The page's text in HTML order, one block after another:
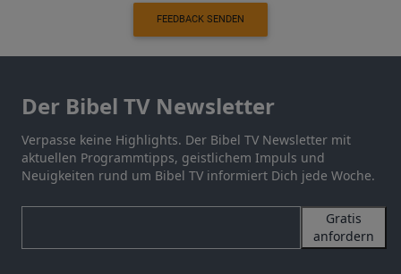
FEEDBACK SENDEN
Der Bibel TV Newsletter
Verpasse keine Highlights. Der Bibel TV Newsletter mit
aktuellen Programmtipps, geistlichem Impuls und
Neuigkeiten rund um Bibel TV informiert Dich jede Woche.
Gratis
anfordern